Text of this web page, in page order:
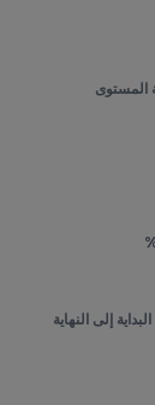
المستوى
إلى النهاية